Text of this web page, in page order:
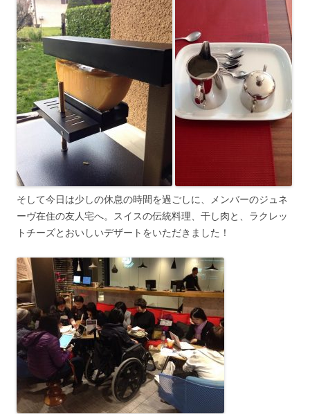
そして今日は少しの休息の時間を過ごしに、メンバーのジュネ
ーヴ在住の友人宅へ。スイスの伝統料理、干し肉と、ラクレッ
トチーズとおいしいデザートをいただきました！